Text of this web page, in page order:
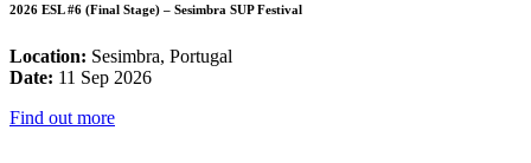
2026 ESL #6 (Final Stage) – Sesimbra SUP Festival
Location: Sesimbra, Portugal
Date: 11 Sep 2026
Find out more